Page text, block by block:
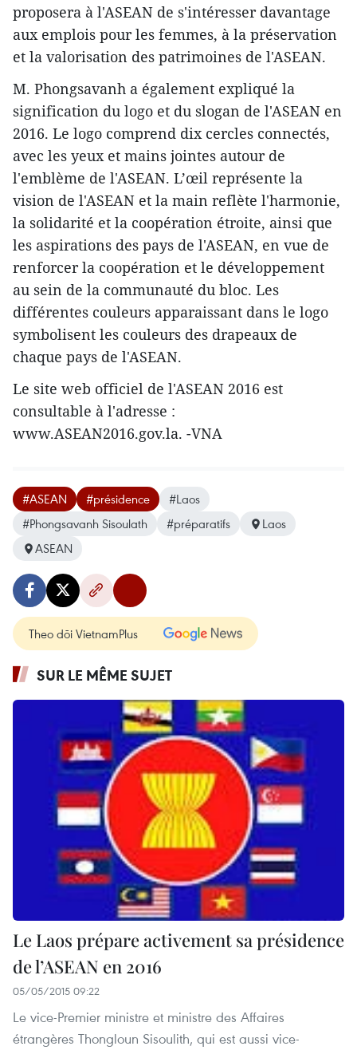
proposera à l'ASEAN de s'intéresser davantage
aux emplois pour les femmes, à la préservation
et la valorisation des patrimoines de l'ASEAN.
M. Phongsavanh a également expliqué la
signification du logo et du slogan de l'ASEAN en
2016. Le logo comprend dix cercles connectés,
avec l​es yeux et mains jointes autour de
l'emblème de l'ASEAN. L’œil représente la
vision de l'ASEAN​ et la main reflète l'harmonie,
la solidarité et la coopération étroite, ainsi que
les aspirations des pays de l'ASEAN, en vue de
renforcer la coopération et le développement
au sein de la communauté du bloc. Les
différentes couleurs apparaissant dans le logo
symbolisent les couleurs des drapeaux de
chaque pays de l'ASEAN.
Le site web officiel de l'ASEAN 2016 est
consultable à l'adresse :
www.ASEAN2016.gov.la. -VNA
#ASEAN #présidence
#Laos
#Phongsavanh Sisoulath
#préparatifs
Laos
ASEAN
Theo dõi VietnamPlus
SUR LE MÊME SUJET
Le Laos prépare activement sa présidence
de l’ASEAN en 2016
05/05/2015 09:22
Le vice-Premier ministre et ministre des Affaires
étrangères Thongloun Sisoulith, qui est aussi vice-